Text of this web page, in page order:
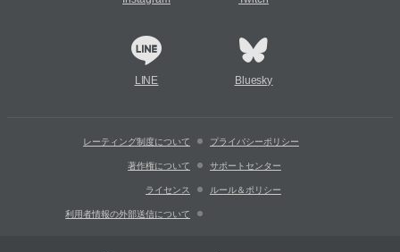
LINE Bluesky
レーティング制度について プライバシーポリシー
著作権について サポートセンター
ライセンス ルール＆ポリシー
利用者情報の外部送信について